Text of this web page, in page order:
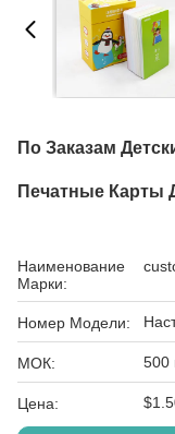
По Заказам
Печатные Карты
Наименование
Марки:
Номер Модели:
МОК: 500
Цена: